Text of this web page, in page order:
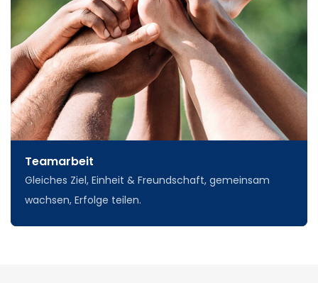
Teamarbeit
Gleiches Ziel, Einheit & Freundschaft, gemeinsam
wachsen, Erfolge teilen.